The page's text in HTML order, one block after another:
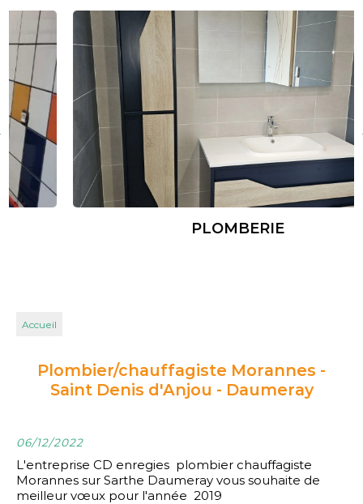
PLOMBERIE
Accueil
Plombier/chauffagiste Morannes -
Saint Denis d'Anjou - Daumeray
06/12/2022
L'entreprise CD enregies plombier chauffagiste
Morannes sur Sarthe Daumeray vous souhaite de
meilleur vœux pour l'année 2019